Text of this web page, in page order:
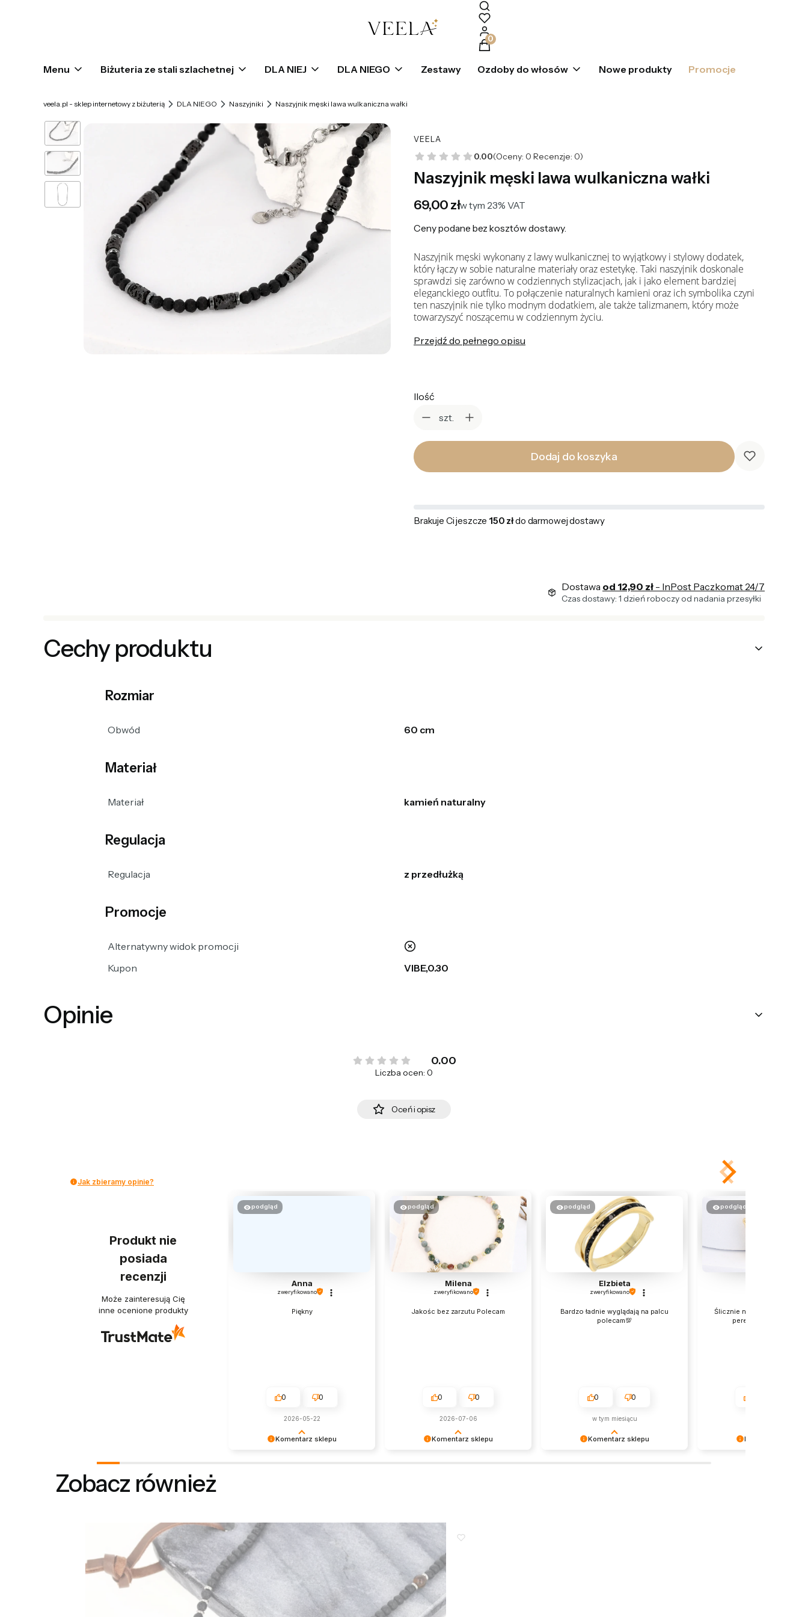
Produkty w koszyku: 0. Zobacz szczegóły
Menu Biżuteria ze stali szlachetnej DLA NIEJ DLA NIEGO Zestawy Ozdoby do włosów Nowe produkty Promocje
veela.pl - sklep internetowy z biżuterią DLA NIEGO Naszyjniki Naszyjnik męski lawa wulkaniczna wałki
VEELA
0.00(Oceny: 0 Recenzje: 0)
Naszyjnik męski lawa wulkaniczna wałki
Cena
69,00 złw tym 23% VAT
w tym 23% VAT
Ceny podane bez kosztów dostawy.
Naszyjnik męski wykonany z lawy wulkanicznej to wyjątkowy i stylowy dodatek,
który łączy w sobie naturalne materiały oraz estetykę. Taki naszyjnik doskonale
sprawdzi się zarówno w codziennych stylizacjach, jak i jako element bardziej
eleganckiego outfitu. To połączenie naturalnych kamieni oraz ich symbolika czyni
ten naszyjnik nie tylko modnym dodatkiem, ale także talizmanem, który może
towarzyszyć noszącemu w codziennym życiu.
Przejdź do pełnego opisu
Ilość
szt.
Dodaj do koszyka
Brakuje Ci jeszcze 150 złdo darmowej dostawy
Dostawa od 12,90 zł - InPost Paczkomat 24/7
Czas dostawy: 1 dzień roboczy od nadania przesyłki
Cechy produktu
Rozmiar
Obwód 60 cm
Materiał
Materiał kamień naturalny
Regulacja
Regulacja z przedłużką
Promocje
Alternatywny widok promocji
nie
Kupon
VIBE,0.30
Opinie
0.00
Liczba ocen: 0
Oceń i opisz
Jak zbieramy opinie?
Produkt nie
posiada
recenzji
Może zainteresują Cię
inne ocenione produkty
Komentarz sklepu
podgląd
Anna
zweryfikowano
Piękny
0 0
2026-05-22
Komentarz sklepu
podgląd
Milena
zweryfikowano
Jakośc bez zarzutu Polecam
0 0
2026-07-06
Komentarz sklepu
podgląd
Elzbieta
zweryfikowano
Bardzo ładnie wyglądają na palcu
polecam💯
0 0
w tym miesiącu
Komentarz sklepu
podgląd
Ślicznie nieduży motylek z
perełką cudnie
Zobacz również